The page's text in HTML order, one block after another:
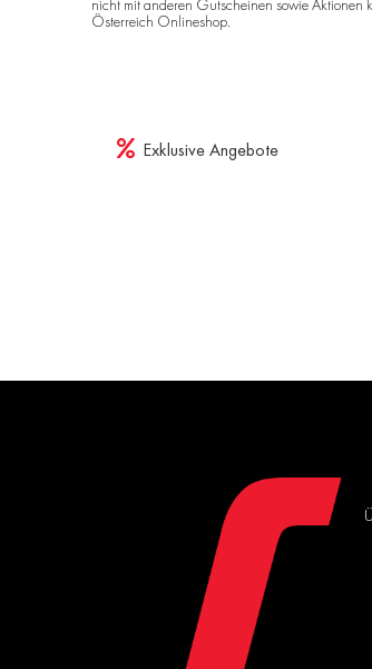
nicht mit anderen Gutscheinen sowie Aktionen
Österreich Onlineshop.
Exklusive Angebote